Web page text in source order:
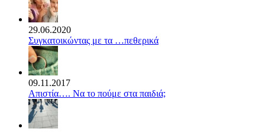
29.06.2020
Συγκατοικώντας με τα …πεθερικά
09.11.2017
Απιστία…. Να το πούμε στα παιδιά;